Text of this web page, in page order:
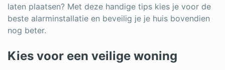
laten plaatsen? Met deze handige tips kies je voor de
beste alarminstallatie en beveilig je je huis bovendien
nog beter.
Kies voor een veilige woning